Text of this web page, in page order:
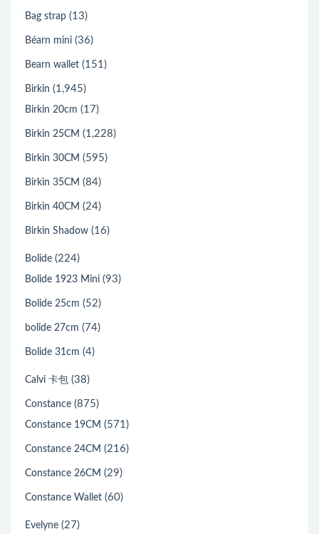
Bag strap (13)
Béarn mini (36)
Bearn wallet (151)
Birkin (1,945)
Birkin 20cm (17)
Birkin 25CM (1,228)
Birkin 30CM (595)
Birkin 35CM (84)
Birkin 40CM (24)
Birkin Shadow (16)
Bolide (224)
Bolide 1923 Mini (93)
Bolide 25cm (52)
bolide 27cm (74)
Bolide 31cm (4)
Calvi 卡包 (38)
Constance (875)
Constance 19CM (571)
Constance 24CM (216)
Constance 26CM (29)
Constance Wallet (60)
Evelyne (27)